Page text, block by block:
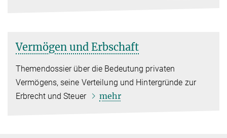
Vermögen und Erbschaft
Themendossier über die Bedeutung privaten
Vermögens, seine Verteilung und Hintergründe zur
Erbrecht und Steuer
mehr